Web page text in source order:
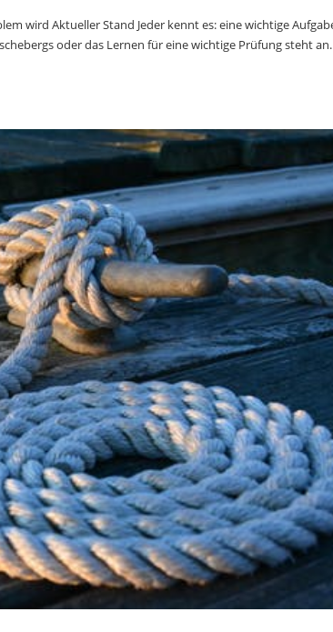
wird Aktueller Stand Jeder kennt es: eine wichtige
oder das Lernen für eine wichtige Prüfung steht an.